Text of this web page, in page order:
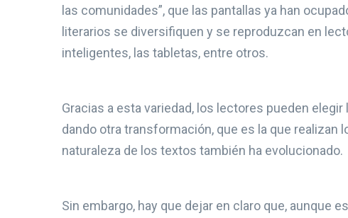
las comunidades”, que las pantallas ya han
literarios se diversifiquen y se reproduzcan en
inteligentes, las tabletas, entre otros.
Gracias a esta variedad, los lectores pueden
dando otra transformación, que es la que realizan
naturaleza de los textos también ha evolucionado.
Sin embargo, hay que dejar en claro que, aunque